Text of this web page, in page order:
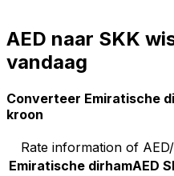
AED naar SKK
vandaag
Converteer Emiratische
kroon
Rate information of
Emiratische dirhamAED